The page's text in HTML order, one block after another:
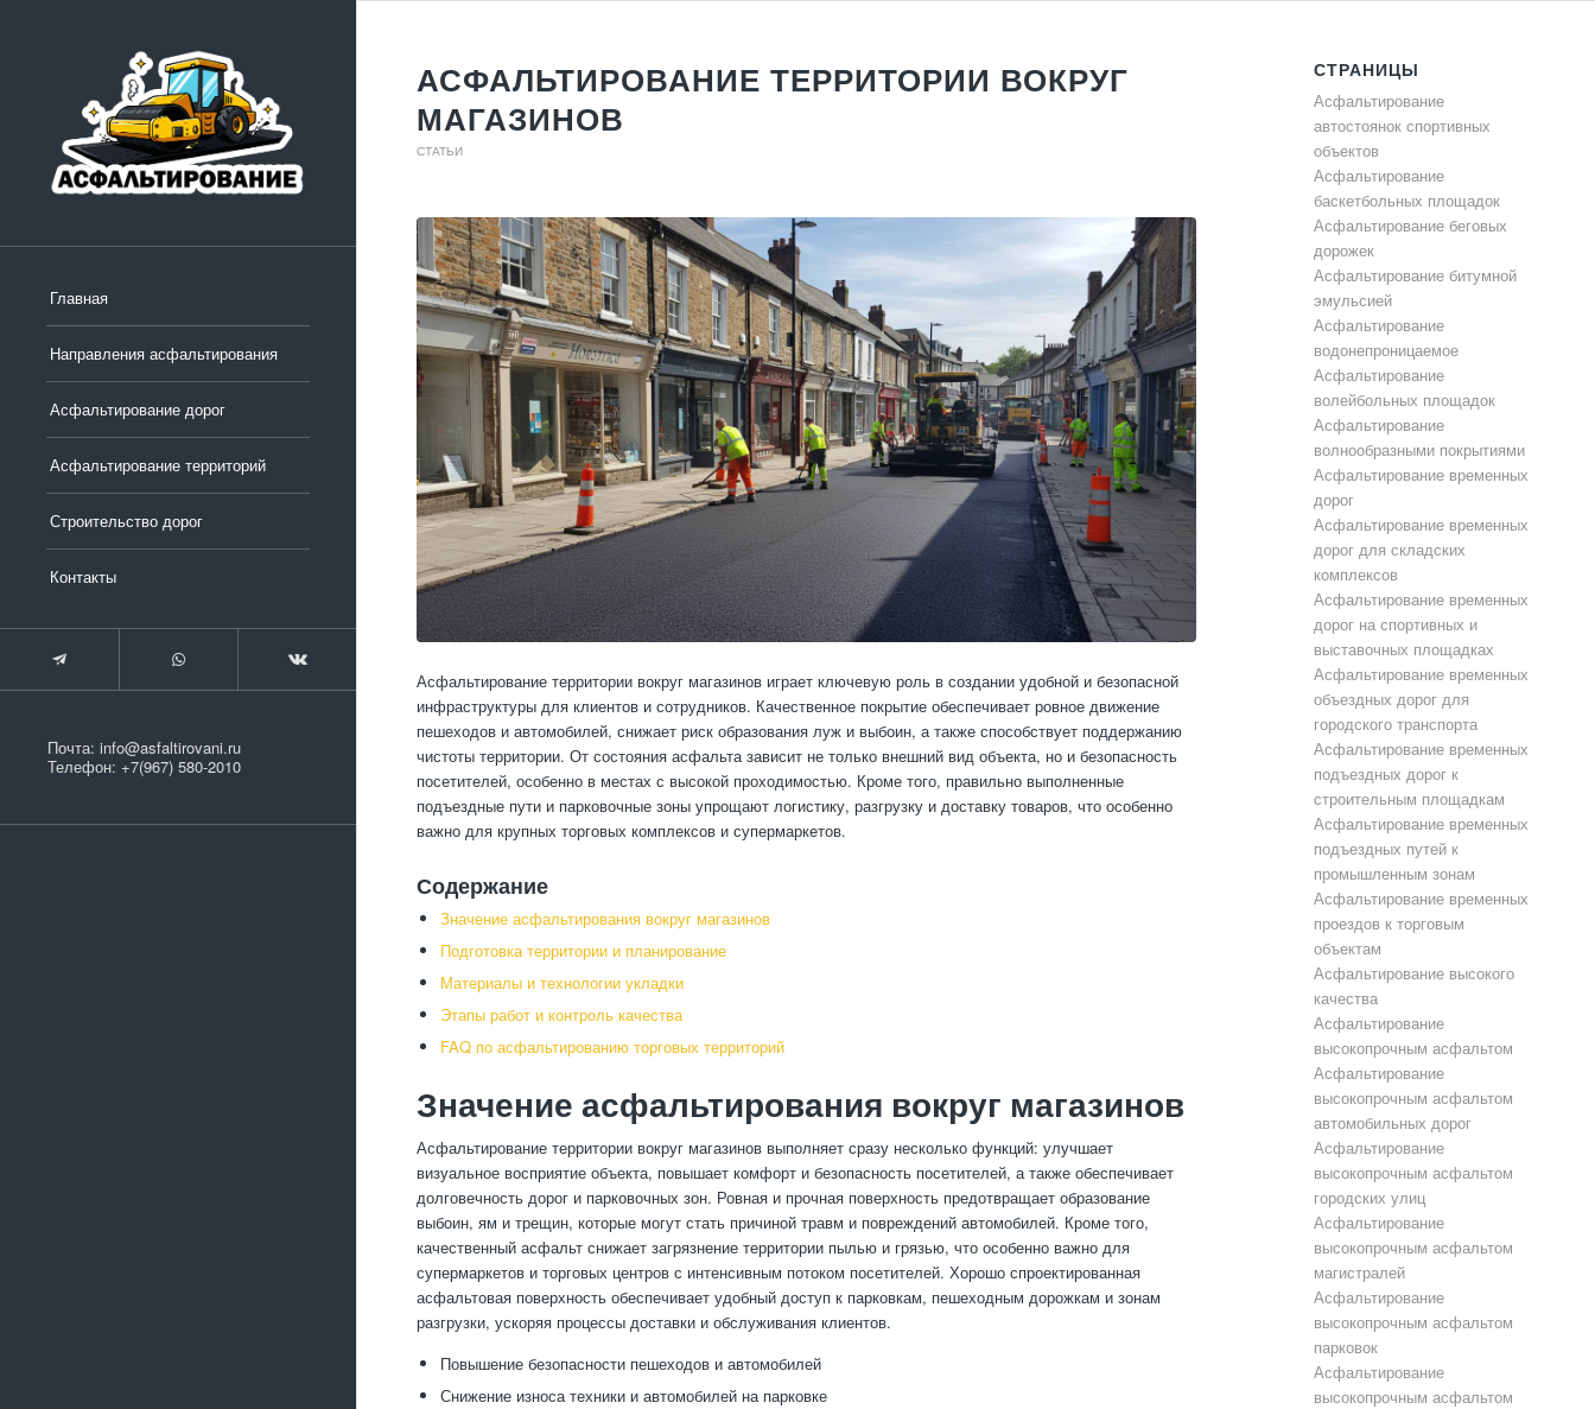
Главная
Направления асфальтирования
Асфальтирование дорог
Асфальтирование территорий
Строительство дорог
Контакты
Почта: info@asfaltirovani.ru
Телефон: +7(967) 580-2010
АСФАЛЬТИРОВАНИЕ ТЕРРИТОРИИ ВОКРУГ
МАГАЗИНОВ
СТАТЬИ
Асфальтирование территории вокруг магазинов играет ключевую роль в создании удобной и безопасной
инфраструктуры для клиентов и сотрудников. Качественное покрытие обеспечивает ровное движение
пешеходов и автомобилей, снижает риск образования луж и выбоин, а также способствует поддержанию
чистоты территории. От состояния асфальта зависит не только внешний вид объекта, но и безопасность
посетителей, особенно в местах с высокой проходимостью. Кроме того, правильно выполненные
подъездные пути и парковочные зоны упрощают логистику, разгрузку и доставку товаров, что особенно
важно для крупных торговых комплексов и супермаркетов.
Содержание
Значение асфальтирования вокруг магазинов
Подготовка территории и планирование
Материалы и технологии укладки
Этапы работ и контроль качества
FAQ по асфальтированию торговых территорий
Значение асфальтирования вокруг магазинов
Асфальтирование территории вокруг магазинов выполняет сразу несколько функций: улучшает
визуальное восприятие объекта, повышает комфорт и безопасность посетителей, а также обеспечивает
долговечность дорог и парковочных зон. Ровная и прочная поверхность предотвращает образование
выбоин, ям и трещин, которые могут стать причиной травм и повреждений автомобилей. Кроме того,
качественный асфальт снижает загрязнение территории пылью и грязью, что особенно важно для
супермаркетов и торговых центров с интенсивным потоком посетителей. Хорошо спроектированная
асфальтовая поверхность обеспечивает удобный доступ к парковкам, пешеходным дорожкам и зонам
разгрузки, ускоряя процессы доставки и обслуживания клиентов.
Повышение безопасности пешеходов и автомобилей
Снижение износа техники и автомобилей на парковке
СТРАНИЦЫ
Асфальтирование
автостоянок спортивных
объектов
Асфальтирование
баскетбольных площадок
Асфальтирование беговых
дорожек
Асфальтирование битумной
эмульсией
Асфальтирование
водонепроницаемое
Асфальтирование
волейбольных площадок
Асфальтирование
волнообразными покрытиями
Асфальтирование временных
дорог
Асфальтирование временных
дорог для складских
комплексов
Асфальтирование временных
дорог на спортивных и
выставочных площадках
Асфальтирование временных
объездных дорог для
городского транспорта
Асфальтирование временных
подъездных дорог к
строительным площадкам
Асфальтирование временных
подъездных путей к
промышленным зонам
Асфальтирование временных
проездов к торговым
объектам
Асфальтирование высокого
качества
Асфальтирование
высокопрочным асфальтом
Асфальтирование
высокопрочным асфальтом
автомобильных дорог
Асфальтирование
высокопрочным асфальтом
городских улиц
Асфальтирование
высокопрочным асфальтом
магистралей
Асфальтирование
высокопрочным асфальтом
парковок
Асфальтирование
высокопрочным асфальтом